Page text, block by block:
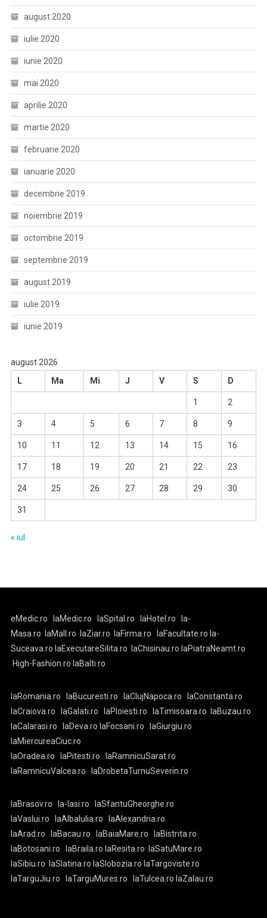
august 2020
iulie 2020
iunie 2020
mai 2020
aprilie 2020
martie 2020
februarie 2020
ianuarie 2020
decembrie 2019
noiembrie 2019
octombrie 2019
septembrie 2019
august 2019
iulie 2019
iunie 2019
august 2026
L
Ma Mi J V S D
1 2
3 4 5 6 7 8 9
10 11 12 13 14 15 16
17 18 19 20 21 22 23
24 25 26 27 28 29 30
31
« iul.
eMedic.ro laMedic.ro laSpital.ro laHotel.ro
la-
Masa.ro
laMall.ro laZiar.ro laFirma.ro laFacultate.ro la-
Suceava.ro laExecutareSilita.ro laChisinau.ro laPiatraNeamt.ro
High-Fashion.ro laBalti.ro
laRomania.ro laBucuresti.ro laClujNapoca.ro
laConstanta.ro
laCraiova.ro
laGalati.ro laPloiesti.ro laTimisoara.ro
laBuzau.ro
laCalarasi.ro
laDeva.ro laFocsani.ro
laGiurgiu.ro
laMiercureaCiuc.ro
laOradea.ro
laPitesti.ro
laRamnicuSarat.ro
laRamnicuValcea.ro
laDrobetaTurnuSeverin.ro
laBrasov.ro la-Iasi.ro
laSfantuGheorghe.ro
laVaslui.ro
laAlbaIulia.ro
laAlexandria.ro
laArad.ro
laBacau.ro laBaiaMare.ro
laBistrita.ro
laBotosani.ro
laBraila.ro laResita.ro
laSatuMare.ro
laSibiu.ro
laSlatina.ro laSlobozia.ro laTargoviste.ro
laTarguJiu.ro
laTarguMures.ro laTulcea.ro laZalau.ro